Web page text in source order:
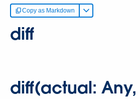
Copy as Markdown
diff
diff(actual: Any,